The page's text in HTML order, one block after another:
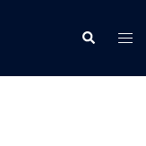
Suche